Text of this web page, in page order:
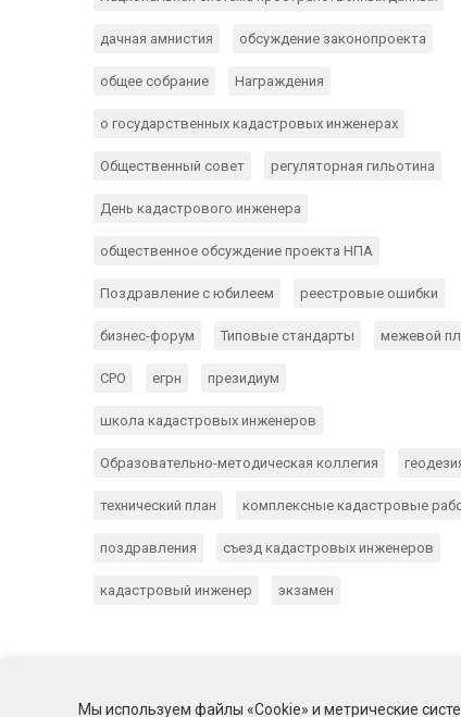
дачная амнистия обсуждение законопроекта
общее собрание Награждения
о государственных кадастровых инженерах
Общественный совет регуляторная гильотина
День кадастрового инженера
общественное обсуждение проекта НПА
Поздравление с юбилеем реестровые ошибки
бизнес-форум Типовые стандарты межевой
СРО егрн президиум
школа кадастровых инженеров
Образовательно-методическая коллегия
технический план комплексные кадастровые
поздравления съезд кадастровых инженеров
кадастровый инженер экзамен
Мы используем файлы «Cookie» и метрические